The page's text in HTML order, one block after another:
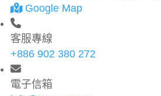
Google Map
客服專線
+886 902 380 272
電子信箱